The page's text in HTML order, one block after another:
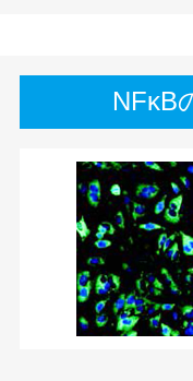
NFκB